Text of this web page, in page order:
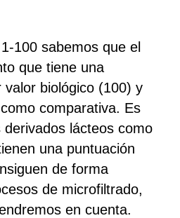
100 sabemos que el
que tiene una
biológico (100) y
comparativa. Es
lácteos como
una puntuación
de forma
de microfiltrado,
en cuenta.